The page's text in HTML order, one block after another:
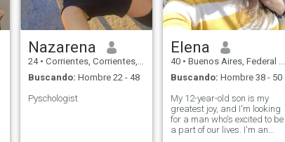
Nazarena
24 • Corrientes, Corrientes, Argentina
Buscando: Hombre 22 - 48
Pyschologist
Elena
40 • Buenos Aires, Federal District, Argentina
Buscando: Hombre 38 - 50
My 12-year-old son is my
greatest joy, and I'm looking
for a man who's excited to be
a part of our lives. I'm an